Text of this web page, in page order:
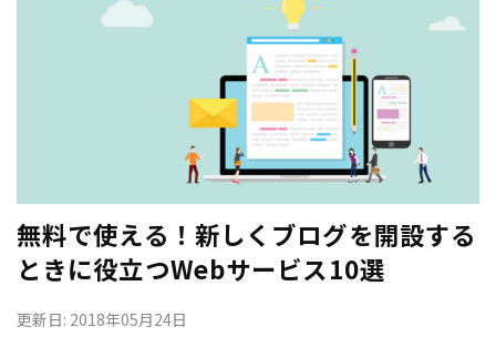
無料で使える！新しくブログを開設する
ときに役立つWebサービス10選
更新日: 2018年05月24日